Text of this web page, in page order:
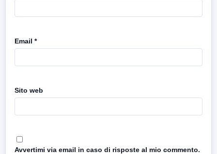
Email *
Sito web
Avvertimi via email in caso di risposte al mio commento.